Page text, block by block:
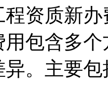
程资质新
包含多
异。主要